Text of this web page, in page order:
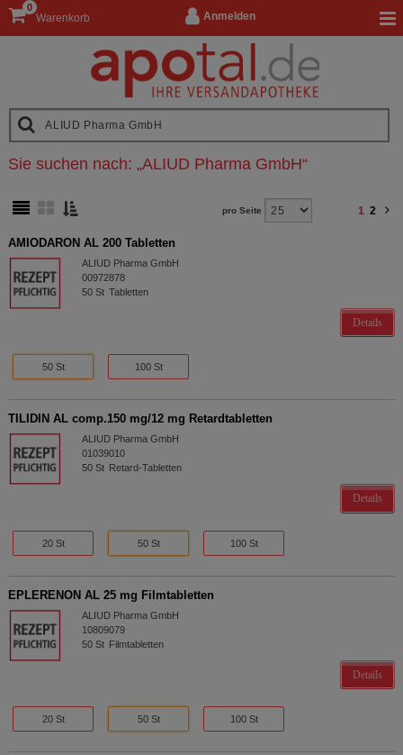
Anmelden
Warenkorb
0
Sie suchen nach: „ALIUD Pharma GmbH“
pro Seite 1 2
AMIODARON AL 200 Tabletten
ALIUD Pharma GmbH
00972878
50 St Tabletten
Details
50 St 100 St
TILIDIN AL comp.150 mg/12 mg Retardtabletten
ALIUD Pharma GmbH
01039010
50 St Retard-Tabletten
Details
20 St 50 St 100 St
EPLERENON AL 25 mg Filmtabletten
ALIUD Pharma GmbH
10809079
50 St Filmtabletten
Details
20 St 50 St 100 St